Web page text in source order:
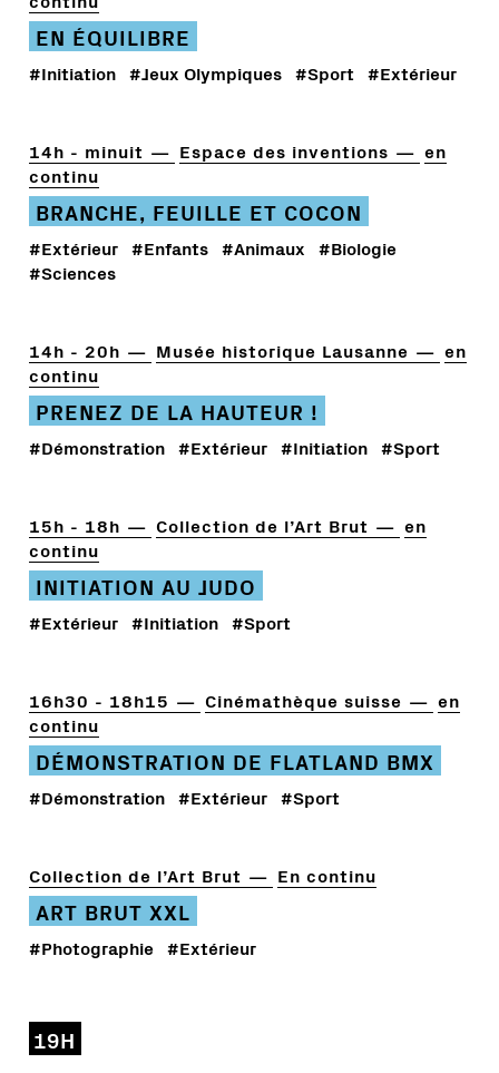
EN ÉQUILIBRE
#Initiation #Jeux Olympiques #Sport #Extérieur
14h - minuit Espace des inventions
en
continu
BRANCHE, FEUILLE ET COCON
#Extérieur #Enfants #Animaux #Biologie
#Sciences
14h - 20h Musée historique Lausanne
en
continu
PRENEZ DE LA HAUTEUR !
#Démonstration #Extérieur #Initiation #Sport
15h - 18h Collection de l’Art Brut
en
continu
INITIATION AU JUDO
#Extérieur #Initiation #Sport
16h30 - 18h15 Cinémathèque suisse
en
continu
DÉMONSTRATION DE FLATLAND BMX
#Démonstration #Extérieur #Sport
Collection de l’Art Brut En continu
ART BRUT XXL
#Photographie #Extérieur
19H